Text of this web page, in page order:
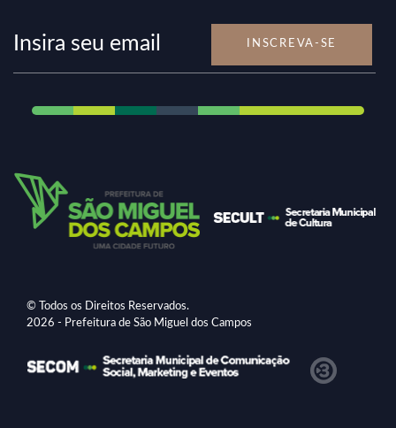
INSCREVA-SE
© Todos os Direitos Reservados.
2026 - Prefeitura de São Miguel dos Campos